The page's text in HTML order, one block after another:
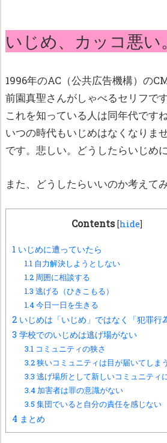
いじめ、カッコ悪い。
1996年のAC（公共広告機構）の
前園真聖さんがしゃべるセリフです
これを知っている人は同年代ですね
いつの時代もいじめはなくなりま
です。悲しい。どうしたらいじめ
また、どうしたらいいのか考えて
Contents [hide]
1 いじめに遭っていたら
1.1 自力解決しようとしない
1.2 周囲に相談する
1.3 逃げる（ひきこもる）
1.4今日一日を生きる
2 いじめは「いじめ」ではなく「犯罪行
3 学校でのいじめは逃げ場がない
3.1 コミュニティの狭さ
3.2狭いコミュニティは目が届いてしまう
3.3 逃げ場所として新しいコミュニティ
3.4 加害者は罪の意識がない
3.5 集団でいると自分の責任を感じない
4 まとめ